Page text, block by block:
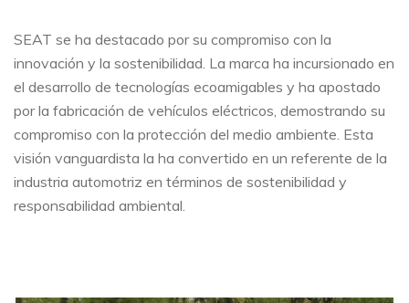
SEAT se ha destacado por su compromiso con la
innovación y la sostenibilidad. La marca ha incursionado en
el desarrollo de tecnologías ecoamigables y ha apostado
por la fabricación de vehículos eléctricos, demostrando su
compromiso con la protección del medio ambiente. Esta
visión vanguardista la ha convertido en un referente de la
industria automotriz en términos de sostenibilidad y
responsabilidad ambiental.